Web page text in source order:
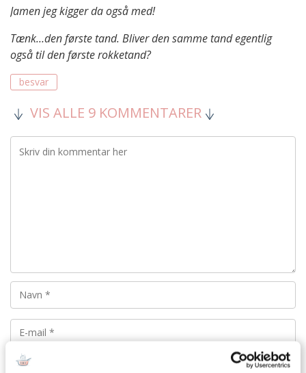
Jamen jeg kigger da også med!
Tænk…den første tand. Bliver den samme tand egentlig
også til den første rokketand?
besvar
VIS ALLE 9 KOMMENTARER
Din emailadresse vil ikke blive offentliggjort.